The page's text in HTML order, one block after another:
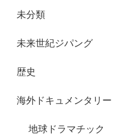
未分類
未来世紀ジパング
歴史
海外ドキュメンタリー
地球ドラマチック